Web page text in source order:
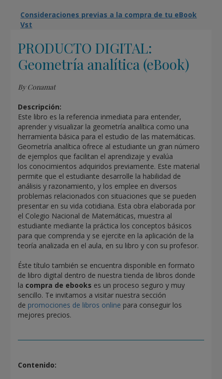
Consideraciones previas a la compra de tu eBook
Vst
PRODUCTO DIGITAL:
Geometría analítica (eBook)
By Conamat
Descripción:
Este libro es la referencia inmediata para entender,
aprender y visualizar la geometría analítica como una
herramienta básica para el estudio de las matemáticas.
Geometría analítica ofrece al estudiante un gran número
de ejemplos que facilitan el aprendizaje y evalúa
los conocimientos adquiridos previamente. Este material
permite que el estudiante desarrolle la habilidad de
análisis y razonamiento, y los emplee en diversos
problemas relacionados con situaciones que se pueden
presentar en su vida cotidiana. Esta obra elaborada por
el Colegio Nacional de Matemáticas, muestra al
estudiante mediante la práctica los conceptos básicos
para que comprenda y se ejercite en la aplicación de la
teoría analizada en el aula, en su libro y con su profesor.
Éste título también se encuentra disponible en formato
de libro digital dentro de nuestra tienda de libros donde
la compra de ebooks es un proceso seguro y muy
sencillo. Te invitamos a visitar nuestra sección
de promociones de libros online para conseguir los
mejores precios.
Contenido: